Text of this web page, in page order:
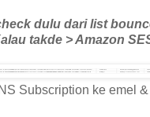
dulu dari list
takde > Amazon
Subscription ke emel